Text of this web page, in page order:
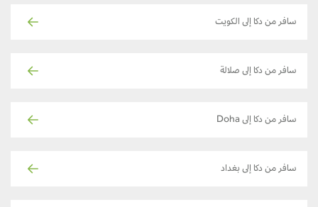
سافر من دكا إلى الكويت
سافر من دكا إلى صلالة
سافر من دكا إلى Doha
سافر من دكا إلى بغداد